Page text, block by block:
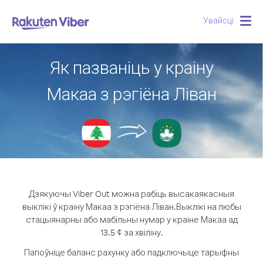
Увайсці
Як пазваніць у краіну
Макаа з рэгіёна Ліван
Дзякуючы Viber Out можна рабіць высакаякасныя
выклікі ў краіну Макаа з рэгіёна Ліван.Выклікі на любы
стацыянарны або мабільны нумар у краіне Макаа ад
13.5 ¢ за хвіліну.
Папоўніце баланс рахунку або падключыце тарыфны